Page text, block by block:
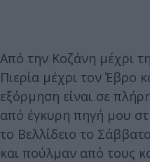
Από την Κοζάνη μέχρι
Πιερία μέχρι τον Έβρο
εξόρμηση είναι σε
από έγκυρη πηγή μου
το Βελλίδειο το
και πούλμαν από τους